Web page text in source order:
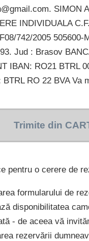
SIMON
INDIVIDUALA
742/2005 505600-
Jud : Brasov
IBAN: RO21 BTRL
BTRL RO 22 BVA Va
Trimite din
pentru o cerere de
formularului de
disponibilitatea
- de aceea vă
rezervării